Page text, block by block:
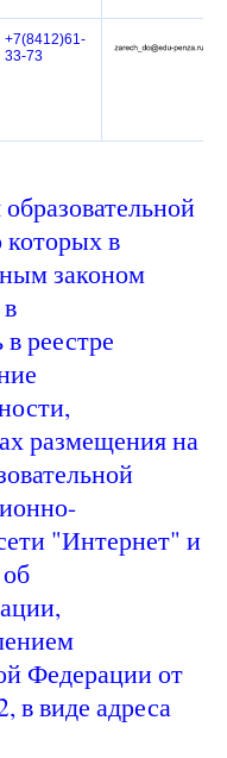
+7(8412)61-
33-73
которых в
законом
реестре
размещения на
"Интернет" и
Федерации от
в виде адреса